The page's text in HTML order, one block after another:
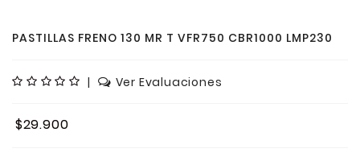
PASTILLAS FRENO 130 MR T VFR750 CBR1000 LMP230
| Ver Evaluaciones
$29.900